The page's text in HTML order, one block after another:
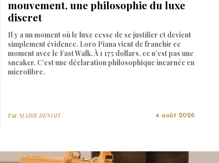
mouvement, une philosophie du luxe
discret
Il y a un moment où le luxe cesse de se justifier et devient
simplement évidence. Loro Piana vient de franchir ce
moment avec le Fast Walk. À 1 175 dollars, ce n’est pas une
sneaker. C’est une déclaration philosophique incarnée en
microfibre.
ParMARIE BENOIT 4 août 2026